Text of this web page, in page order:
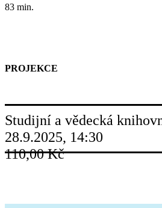
83 min.
PROJEKCE
Studijní a vědecká
28.9.2025, 14:30
110,00 Kč